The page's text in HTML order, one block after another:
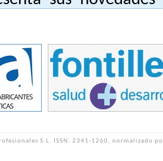
S.L. ISSN: 2341-1260, normalizado